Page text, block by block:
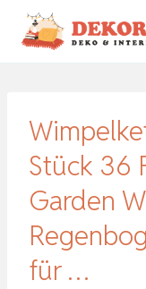
Zum
Inhalt
Stück 36
Garden
für …